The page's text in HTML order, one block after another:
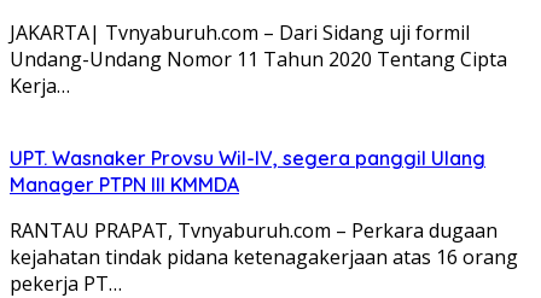
JAKARTA| Tvnyaburuh.com – Dari Sidang uji formil
Undang-Undang Nomor 11 Tahun 2020 Tentang Cipta
Kerja…
UPT. Wasnaker Provsu Wil-IV, segera panggil Ulang
Manager PTPN III KMMDA
RANTAU PRAPAT, Tvnyaburuh.com – Perkara dugaan
kejahatan tindak pidana ketenagakerjaan atas 16 orang
pekerja PT…